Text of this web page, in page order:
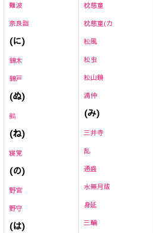
難波
奈良詣
(に)
錦木
錦戸
(ぬ)
鵺
(ね)
寝覚
(の)
野宮
野守
(は)
枕慈童
枕慈童(カ
松風
松虫
松山鏡
満仲
(み)
三井寺
乱
通盛
水無月祓
身延
三輪